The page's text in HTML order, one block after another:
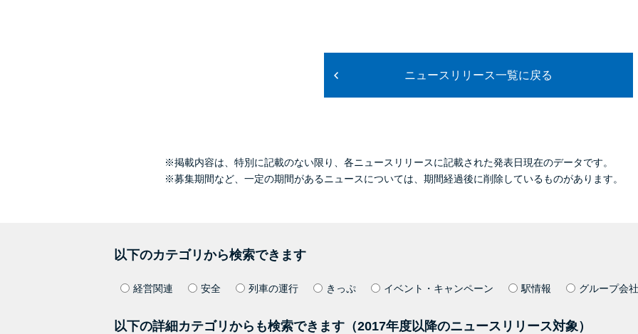
ニュースリリース一覧に戻る
※掲載内容は、特別に記載のない限り、各ニュースリリースに記載された発表日現在のデータです。
※募集期間など、一定の期間があるニュースについては、期間経過後に削除しているものがあります。
以下のカテゴリから検索できます
経営関連 安全 列車の運行 きっぷ イベント・キャンペーン 駅情報 グループ会社
以下の詳細カテゴリからも検索できます（2017年度以降のニュースリリース対象）